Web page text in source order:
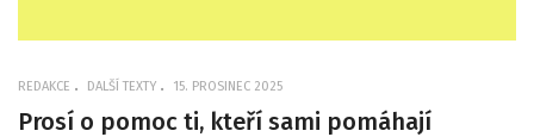
REDAKCE DALŠÍ TEXTY 15. PROSINEC 2025
Prosí o pomoc ti, kteří sami pomáhají